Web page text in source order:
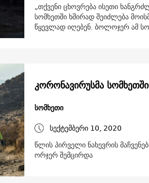
„თქვენი ცხოვრება ისეთი
სომხეთში ხშირად შეიძლება
წყევლად იღებენ. ბოლოჯერ ამ
კორონავირუსმა
სომხეთი
სექტემბერი 10, 2020
წლის პირველი ნახევრის
ორჯერ შემცირდა